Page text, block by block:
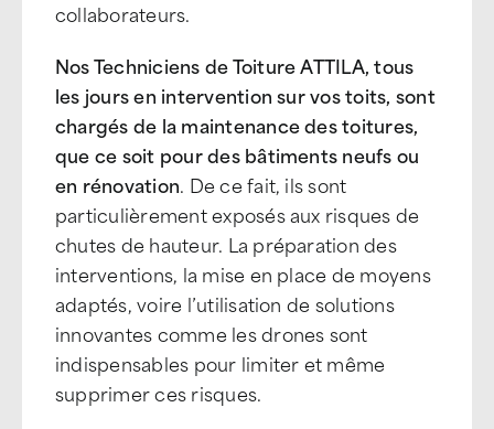
collaborateurs.
Nos Techniciens de Toiture ATTILA, tous
les jours en intervention sur vos toits, sont
chargés de la maintenance des toitures,
que ce soit pour des bâtiments neufs ou
en rénovation. De ce fait, ils sont
particulièrement exposés aux risques de
chutes de hauteur. La préparation des
interventions, la mise en place de moyens
adaptés, voire l’utilisation de solutions
innovantes comme les drones sont
indispensables pour limiter et même
supprimer ces risques.